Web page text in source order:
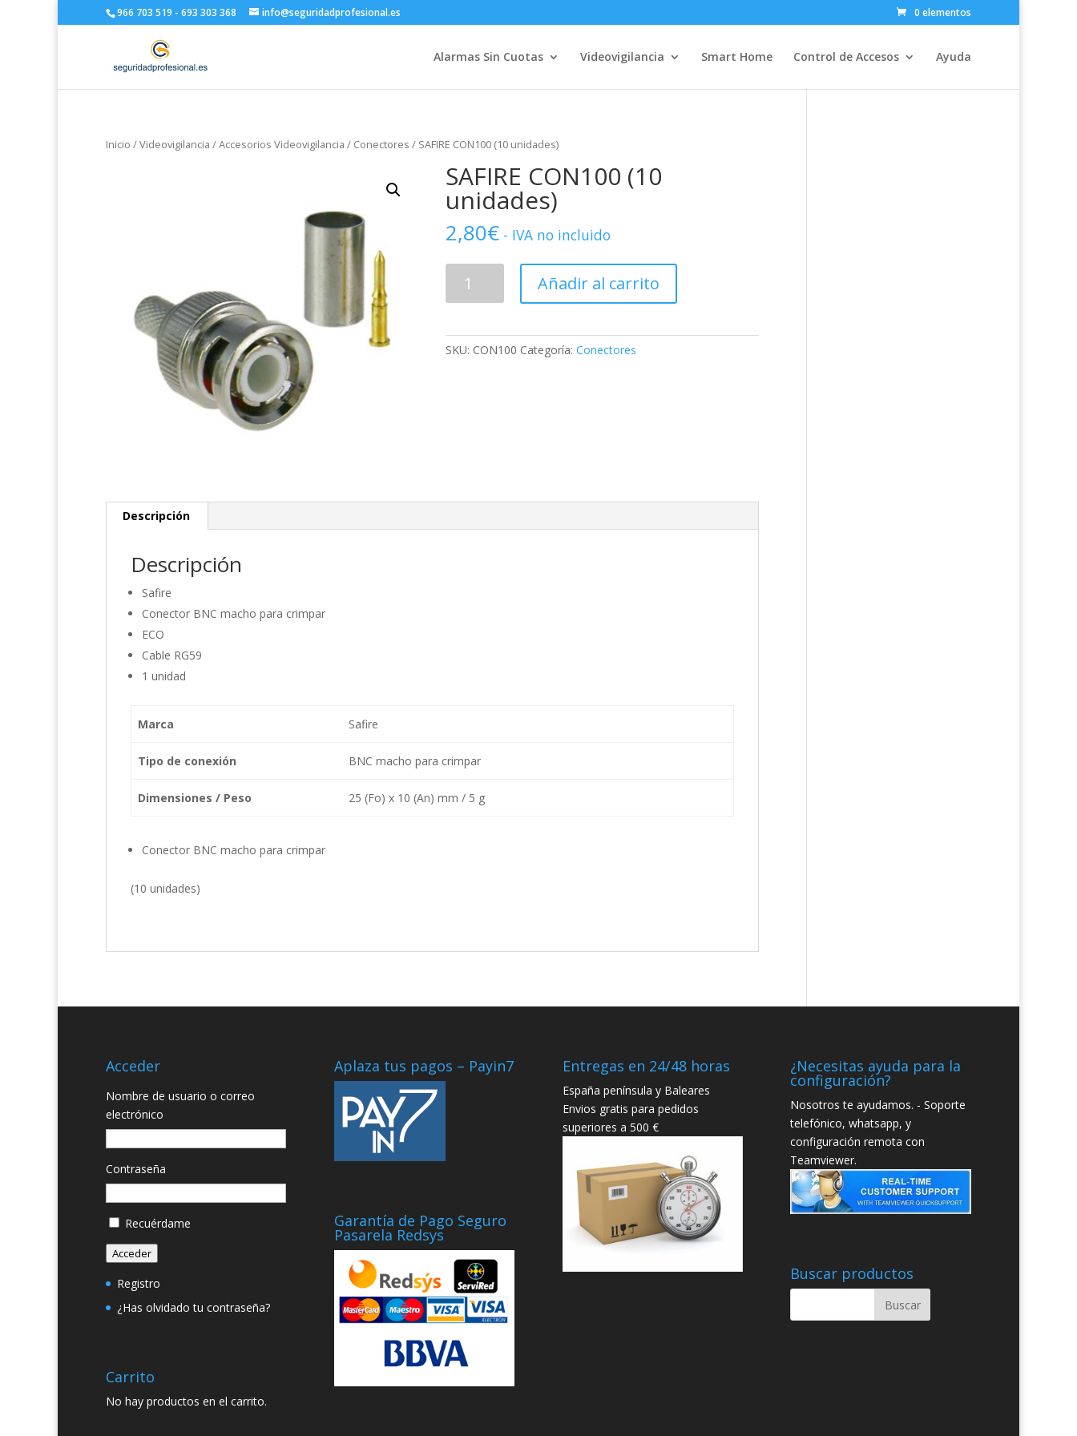
966 703 519 - 693 303 368 info@seguridadprofesional.es 0 elementos
Alarmas Sin Cuotas Videovigilancia Smart Home Control de Accesos Ayuda
Inicio /Videovigilancia /Accesorios Videovigilancia / Conectores / SAFIRE CON100 (10 unidades)
SAFIRE CON100 (10
unidades)
2,80€ - IVA no incluido
CON100
cantidad
Añadir al carrito
SKU: CON100 Categoría:Conectores
Descripción
Descripción
Safire
Conector BNC macho para crimpar
ECO
Cable RG59
1 unidad
Marca Safire
Tipo de conexión BNC macho para crimpar
Dimensiones / Peso 25 (Fo) x 10 (An) mm / 5 g
Conector BNC macho para crimpar
(10 unidades)
Acceder
Nombre de usuario o correo
electrónico
Contraseña
Recuérdame
Acceder
Registro
¿Has olvidado tu contraseña?
Carrito
No hay productos en el carrito.
Aplaza tus pagos – Payin7
Garantía de Pago Seguro
Pasarela Redsys
Entregas en 24/48 horas
España península y Baleares
Envios gratis para pedidos
superiores a 500 €
¿Necesitas ayuda para la
configuración?
Nosotros te ayudamos. - Soporte
telefónico, whatsapp, y
configuración remota con
Teamviewer.
Buscar productos